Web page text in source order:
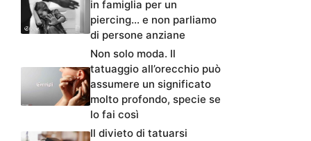
in famiglia per un
piercing… e non parliamo
di persone anziane
Non solo moda. Il
tatuaggio all’orecchio può
assumere un significato
molto profondo, specie se
lo fai così
Il divieto di tatuarsi